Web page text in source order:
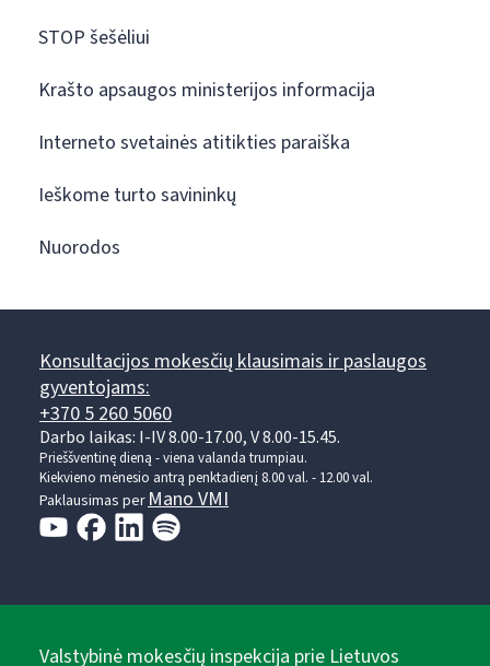
STOP šešėliui
Krašto apsaugos ministerijos informacija
Interneto svetainės atitikties paraiška
Ieškome turto savininkų
Nuorodos
Konsultacijos mokesčių klausimais ir paslaugos
gyventojams:
+370 5 260 5060
Darbo laikas: I-IV 8.00-17.00, V 8.00-15.45.
Prieššventinę dieną - viena valanda trumpiau.
Kiekvieno mėnesio antrą penktadienį 8.00 val. - 12.00 val.
Paklausimas perMano VMI
Valstybinė mokesčių inspekcija prie Lietuvos